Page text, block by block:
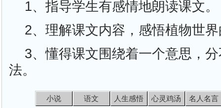
1、指导学生有感情地朗读课文。
2、理解课文内容，感悟植物世
3、懂得课文围绕着一个意思，
法。
小说 语文 人生感悟 心灵鸡汤 名人名言